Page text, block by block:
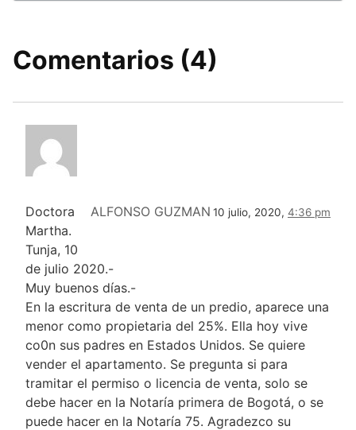
Comentarios (4)
ALFONSO GUZMAN 10 julio, 2020, 4:36 pm
Doctora
Martha.
Tunja, 10
de julio 2020.-
Muy buenos días.-
En la escritura de venta de un predio, aparece una
menor como propietaria del 25%. Ella hoy vive
co0n sus padres en Estados Unidos. Se quiere
vender el apartamento. Se pregunta si para
tramitar el permiso o licencia de venta, solo se
debe hacer en la Notaría primera de Bogotá, o se
puede hacer en la Notaría 75. Agradezco su